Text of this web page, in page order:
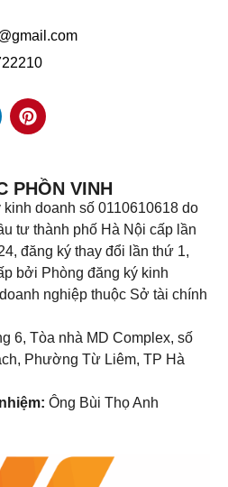
PHỒN VINH
doanh số 0110610618 do
tư thành phố Hà Nội cấp lần
đăng ký thay đổi lần thứ 1,
bởi Phòng đăng ký kinh
nghiệp thuộc Sở tài chính
6, Tòa nhà MD Complex, số
Phường Từ Liêm, TP Hà
Ông Bùi Thọ Anh